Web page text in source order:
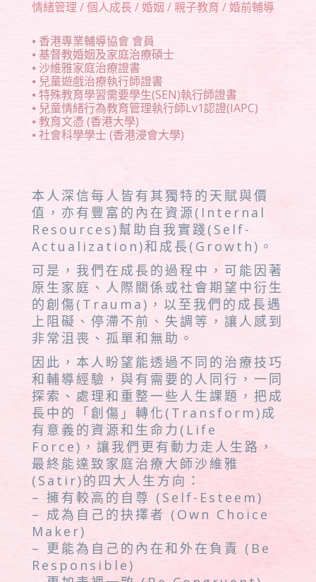
情緒管理 / 個人成長 / 婚姻 / 親子教育 / 婚前輔導
⦁ 香港專業輔導協會 會員
⦁ 基督教婚姻及家庭治療碩士
⦁ 沙維雅家庭治療證書
⦁ 兒童遊戲治療執行師證書
⦁ 特殊教育學習需要學生(SEN)執行師證書
⦁ 兒童情緒行為教育管理執行師Lv1認證(IAPC)
⦁ 教育文憑 (香港大學)
⦁ 社會科學學士 (香港浸會大學)
本人深信每人皆有其獨特的天賦與價
值，亦有豐富的內在資源(Internal
Resources)幫助自我實踐(Self-
Actualization)和成長(Growth)。
可是，我們在成長的過程中，可能因著
原生家庭、人際關係或社會期望中衍生
的創傷(Trauma)，以至我們的成長遇
上阻礙、停滯不前、失調等，讓人感到
非常沮喪、孤單和無助。
因此，本人盼望能透過不同的治療技巧
和輔導經驗，與有需要的人同行，一同
探索、處理和重整一些人生課題，把成
長中的「創傷」轉化(Transform)成
有意義的資源和生命力(Life
Force)，讓我們更有動力走人生路，
最終能達致家庭治療大師沙維雅
(Satir)的四大人生方向：
– 擁有較高的自尊 (Self-Esteem)
– 成為自己的抉擇者 (Own Choice
Maker)
– 更能為自己的內在和外在負責 (Be
Responsible)